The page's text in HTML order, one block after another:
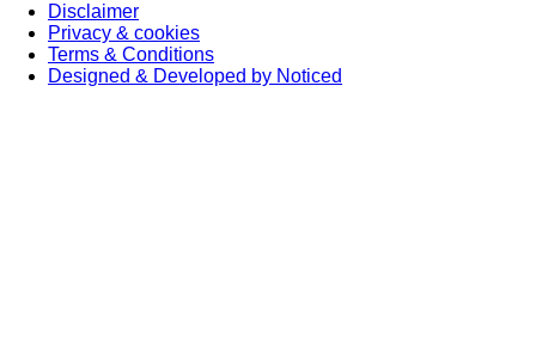
Disclaimer
Privacy & cookies
Terms & Conditions
Designed & Developed by Noticed